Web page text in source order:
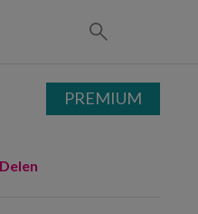
Delen
PREMIUM